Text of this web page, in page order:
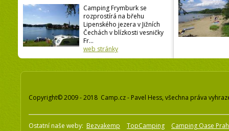
Camping Frymburk se
rozprostírá na břehu
Lipenského jezera v Jižních
Čechách v blízkosti vesničky
Fr...
web stránky
Copyright© 2009 - 2018 Camp.cz - Pavel Hess, všechna práva
Ostatní naše weby: Bezvakemp TopCamping Camping Oase